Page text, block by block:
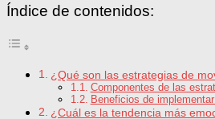
Índice de contenidos:
¿Qué son las estrategias de
Componentes de las
Beneficios de
¿Cuál es la tendencia más